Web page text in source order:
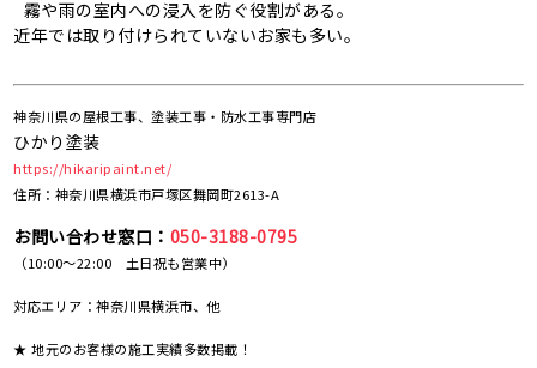
霧や雨の室内への浸入を防ぐ役割がある。
近年では取り付けられていないお家も多い。
神奈川県の屋根工事、塗装工事・防水工事専門店
ひかり塗装
https://hikaripaint.net/
住所：神奈川県横浜市戸塚区舞岡町2613-A
お問い合わせ窓口： 050-3188-0795
（10:00～22:00 土日祝も営業中）
対応エリア：神奈川県横浜市、他
★ 地元のお客様の施工実績多数掲載！